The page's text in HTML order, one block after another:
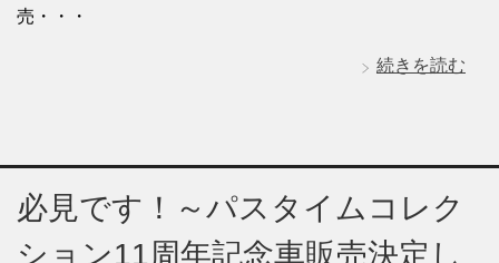
売・・・
続きを読む
必見です！～パスタイムコレク
ション11周年記念車販売決定し